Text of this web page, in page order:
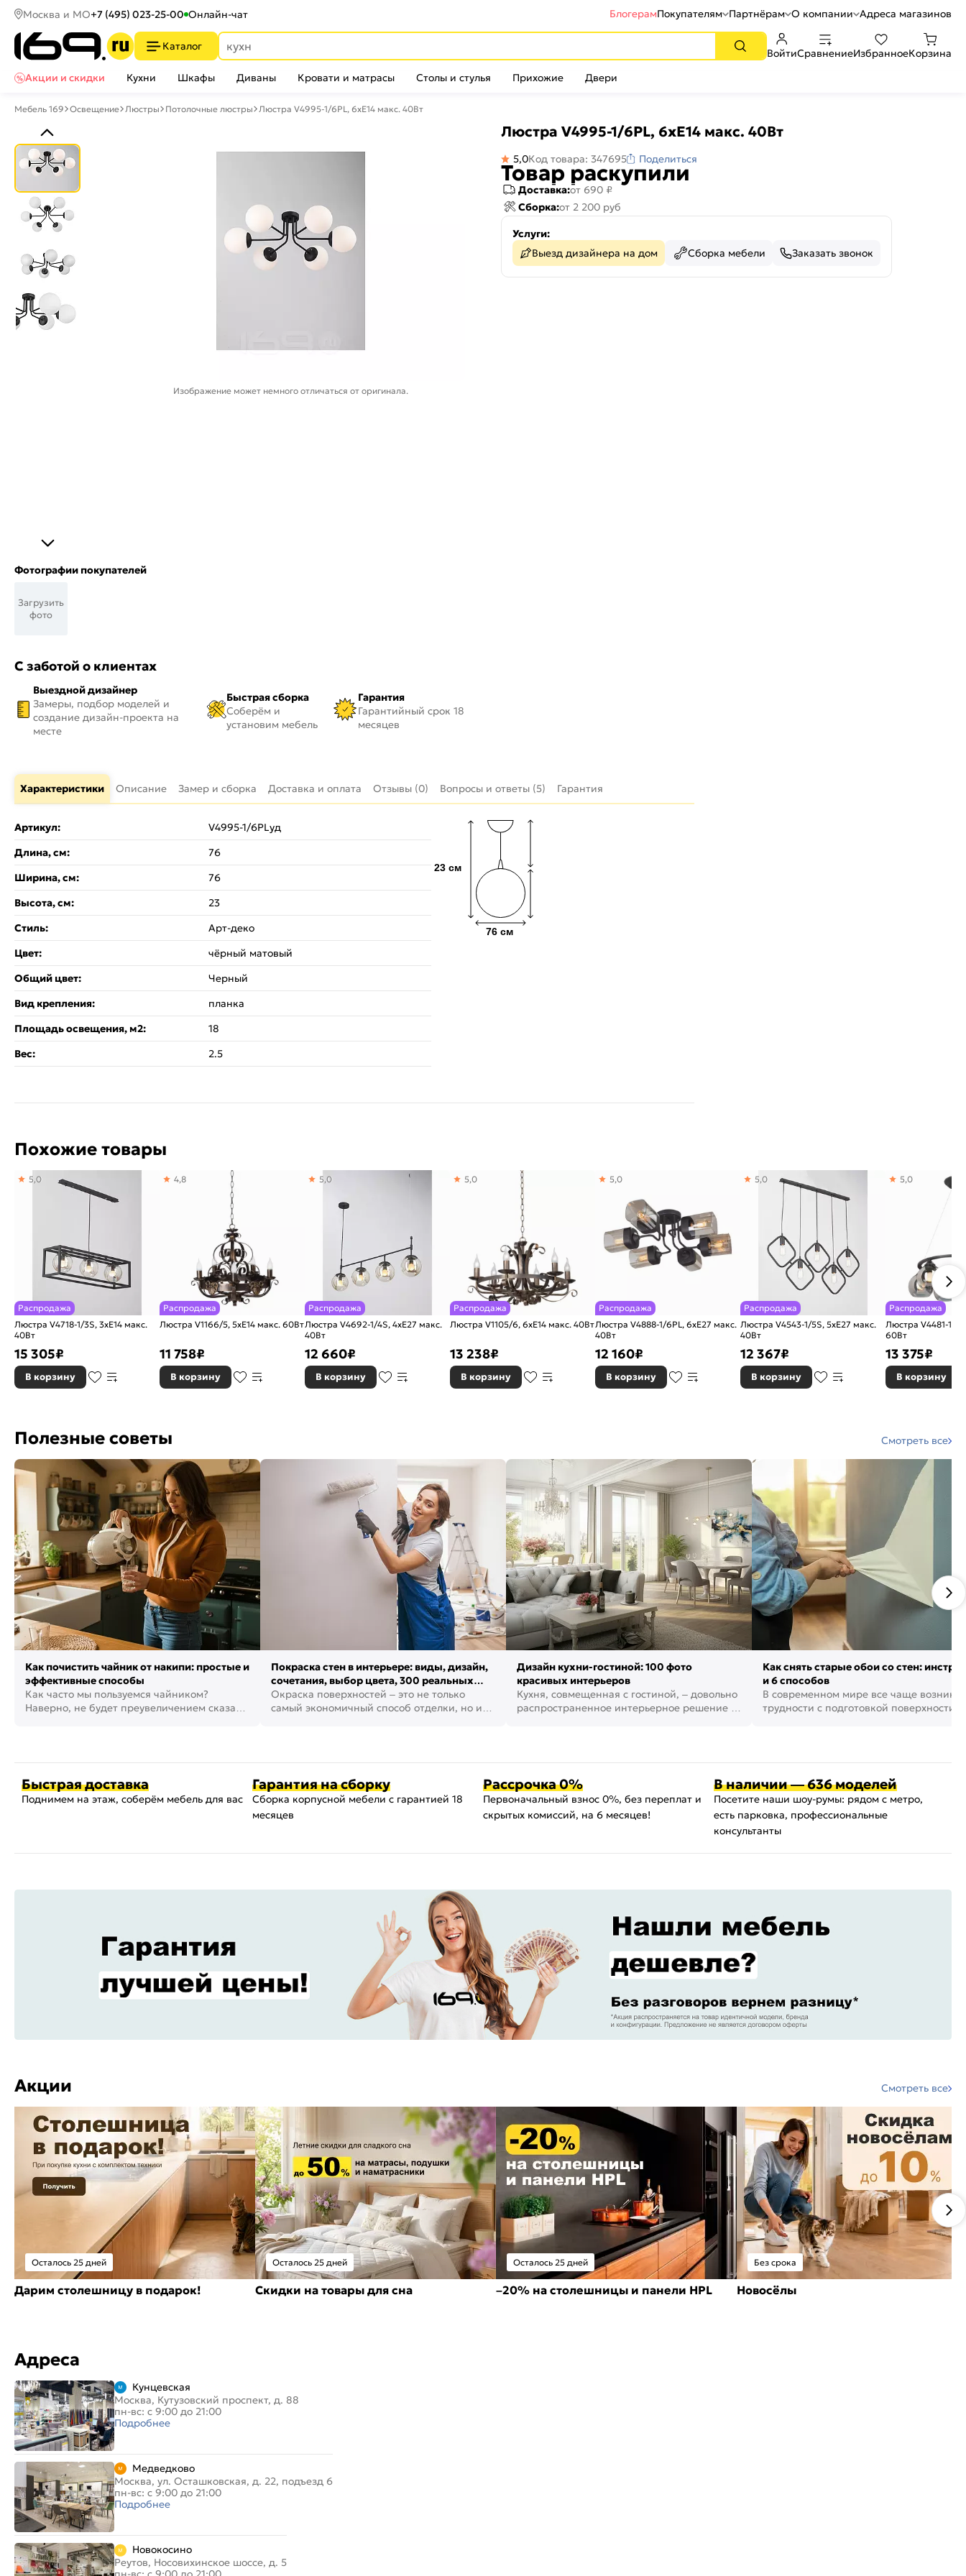
Москва и МО+7 (495) 023-25-00 Онлайн-чат БлогерамПокупателям Партнёрам О компании Адреса магазинов
Каталог
ВойтиСравнениеИзбранноеКорзина
Акции и скидки
Кухни Шкафы Диваны Кровати и матрасы Столы и стулья Прихожие Двери
Мебель 169 Освещение Люстры Потолочные люстры Люстра V4995-1/6PL, 6xE14 макс. 40Вт
Изображение может немного отличаться от оригинала.
Фотографии покупателей
Загрузить
фото
С заботой о клиентах
Выездной дизайнер
Замеры, подбор моделей и
создание дизайн-проекта на
месте
Быстрая сборка
Соберём и
установим мебель
Гарантия
Гарантийный срок 18
месяцев
Люстра V4995-1/6PL, 6xE14 макс. 40Вт
5,0Код товара: 347695 Поделиться
Товар раскупили
Доставка:от 690 ₽
Сборка:от 2 200 руб
Услуги:
Выезд дизайнера на дом
Сборка мебели Заказать звонок
Характеристики Описание Замер и сборка Доставка и оплата Отзывы (0) Вопросы и ответы (5) Гарантия
Артикул:
V4995-1/6PLуд
Длина, см:
76
Ширина, см:
76
Высота, см:
23
Стиль:
Арт-деко
Цвет:
чёрный матовый
Общий цвет:
Черный
Вид крепления:
планка
Площадь освещения, м2:
18
Вес:
2.5
Похожие товары
Распродажа
Люстра V4718-1/3S, 3xE14 макс.
40Вт
5,0
15 305₽
В корзину
Распродажа
Люстра V1166/5, 5xE14 макс. 60Вт
4,8
11 758₽
В корзину
Распродажа
Люстра V4692-1/4S, 4xE27 макс.
40Вт
5,0
12 660₽
В корзину
Распродажа
Люстра V1105/6, 6хЕ14 макс. 40Вт
5,0
13 238₽
В корзину
Распродажа
Люстра V4888-1/6PL, 6хЕ27 макс.
40Вт
5,0
12 160₽
В корзину
Распродажа
Люстра V4543-1/5S, 5xE27 макс.
40Вт
5,0
12 367₽
В корзину
Распродажа
Люстра V4481-1/
60Вт
5,0
13 375₽
В корзину
Полезные советы Смотреть все
Как почистить чайник от накипи: простые и
эффективные способы
Как часто мы пользуемся чайником?
Наверно, не будет преувеличением сказать,
Покраска стен в интерьере: виды, дизайн,
сочетания, выбор цвета, 300 реальных
фото
Окраска поверхностей – это не только
самый экономичный способ отделки, но и
Дизайн кухни-гостиной: 100 фото
красивых интерьеров
Кухня, совмещенная с гостиной, – довольно
распространенное интерьерное решение в
Как снять старые обои со стен:
и 6 способов
В современном мире все чаще
трудности с подготовкой поверхности
Быстрая доставка
Поднимем на этаж, соберём мебель для вас
Гарантия на сборку
Сборка корпусной мебели с гарантией 18
месяцев
Рассрочка 0%
Первоначальный взнос 0%, без переплат и
скрытых комиссий, на 6 месяцев!
В наличии — 636 моделей
Посетите наши шоу-румы: рядом с метро,
есть парковка, профессиональные
консультанты
Акции Смотреть все
Осталось 25 дней
Дарим столешницу в подарок!
Осталось 25 дней
Скидки на товары для сна
Осталось 25 дней
–20% на столешницы и панели HPL
Без срока
Новосёлы
Адреса
Кунцевская
Москва, Кутузовский проспект, д. 88
пн-вс: с 9:00 до 21:00
Подробнее
Медведково
Москва, ул. Осташковская, д. 22, подъезд 6
пн-вс: с 9:00 до 21:00
Подробнее
Новокосино
Реутов, Носовихинское шоссе, д. 5